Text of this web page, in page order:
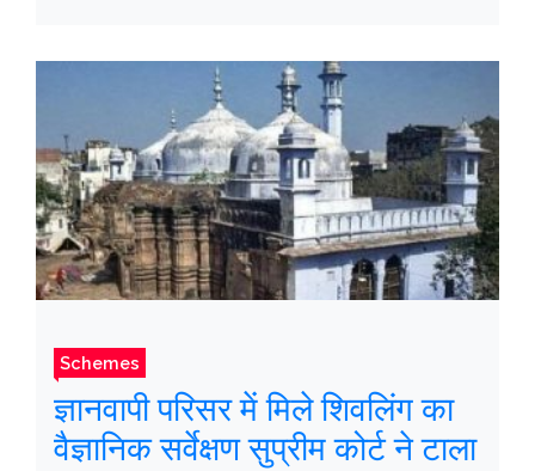
Schemes
ज्ञानवापी परिसर में मिले शिवलिंग का
वैज्ञानिक सर्वेक्षण सुप्रीम कोर्ट ने टाला